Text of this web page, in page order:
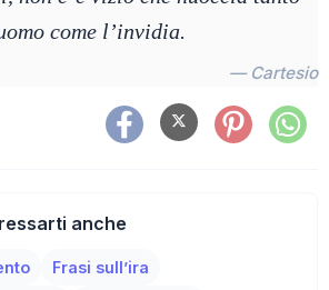
come l’invidia.
— Cartesio
anche
Frasi sull’ira